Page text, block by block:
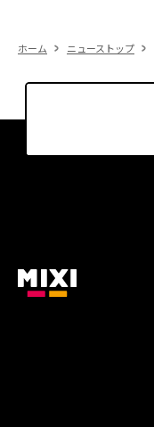
ホーム ニューストップ